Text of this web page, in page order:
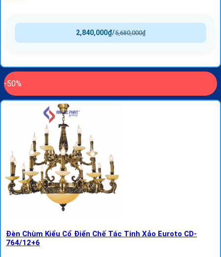
5,680,000₫
/
2,840,000₫
-50%
Đèn Chùm Kiểu Cổ Điển Chế Tác Tinh Xảo Euroto CD-
764/12+6